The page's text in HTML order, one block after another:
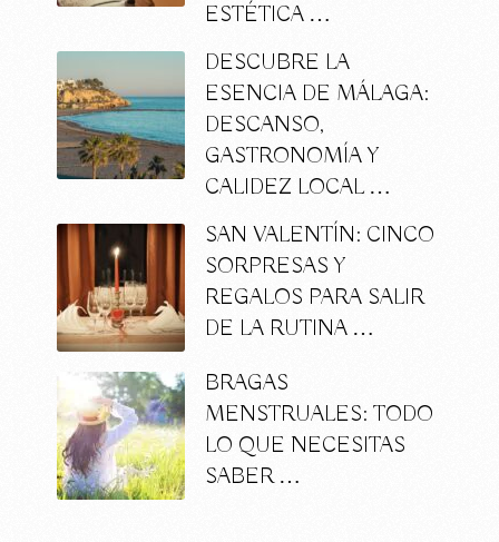
ESTÉTICA …
DESCUBRE LA
ESENCIA DE MÁLAGA:
DESCANSO,
GASTRONOMÍA Y
CALIDEZ LOCAL …
SAN VALENTÍN: CINCO
SORPRESAS Y
REGALOS PARA SALIR
DE LA RUTINA …
BRAGAS
MENSTRUALES: TODO
LO QUE NECESITAS
SABER …